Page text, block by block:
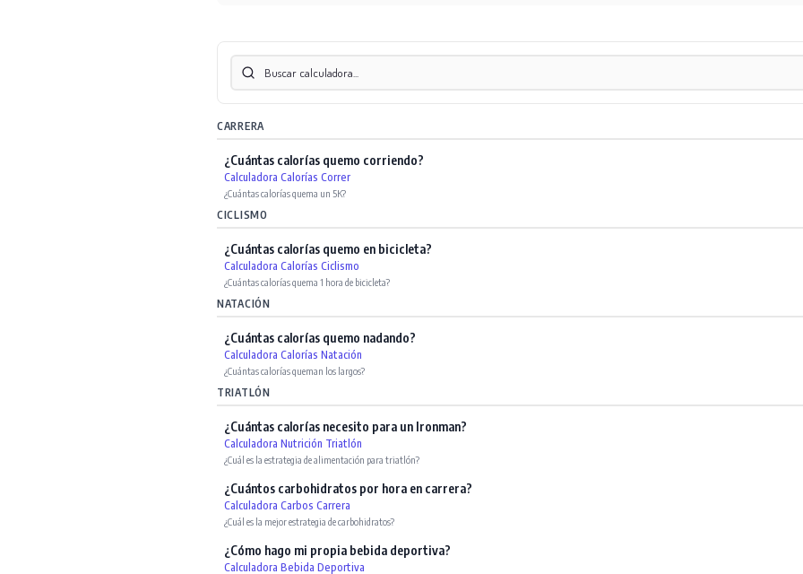
CARRERA
¿Cuántas calorías quemo corriendo?
Calculadora Calorías Correr
¿Cuántas calorías quema un 5K?
CICLISMO
¿Cuántas calorías quemo en bicicleta?
Calculadora Calorías Ciclismo
¿Cuántas calorías quema 1 hora de bicicleta?
NATACIÓN
¿Cuántas calorías quemo nadando?
Calculadora Calorías Natación
¿Cuántas calorías queman los largos?
TRIATLÓN
¿Cuántas calorías necesito para un Ironman?
Calculadora Nutrición Triatlón
¿Cuál es la estrategia de alimentación para triatlón?
¿Cuántos carbohidratos por hora en carrera?
Calculadora Carbos Carrera
¿Cuál es la mejor estrategia de carbohidratos?
¿Cómo hago mi propia bebida deportiva?
Calculadora Bebida Deportiva